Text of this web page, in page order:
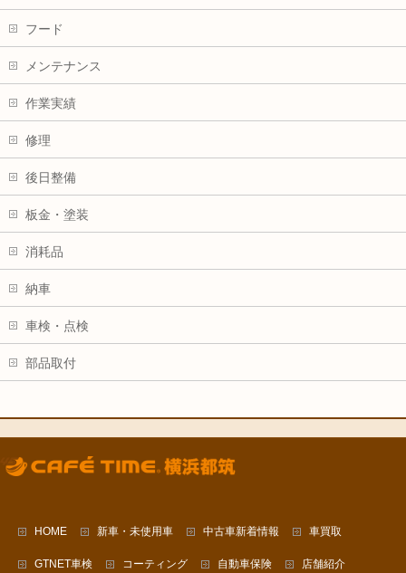
フード
メンテナンス
作業実績
修理
後日整備
板金・塗装
消耗品
納車
車検・点検
部品取付
HOME 新車・未使用車 中古車新着情報 車買取
GTNET車検 コーティング 自動車保険 店舗紹介